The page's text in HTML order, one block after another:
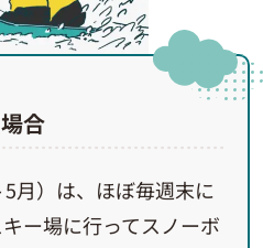
合
月）は、ほぼ毎週末に
ー場に行ってスノーボ